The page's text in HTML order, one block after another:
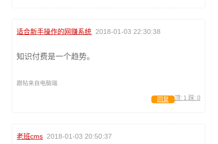
适合新手操作的网赚系统 2018-01-03 22:30:38
知识付费是一个趋势。
跟帖来自电脑端
顶: 1 踩: 0
回复
老班cms 2018-01-03 20:50:37